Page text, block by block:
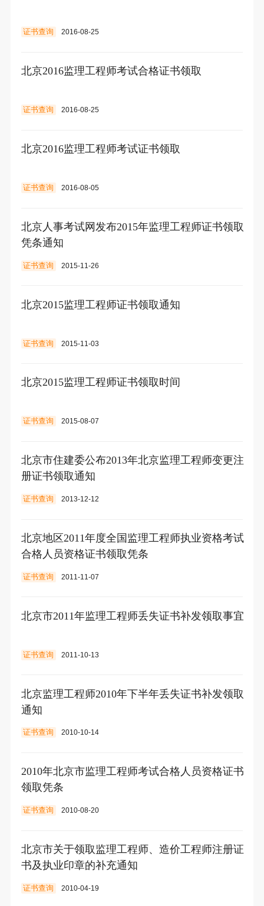
证书查询 2016-08-25
北京2016监理工程师考试合格证书领取
证书查询 2016-08-25
北京2016监理工程师考试证书领取
证书查询 2016-08-05
北京人事考试网发布2015年监理工程师证书领取
凭条通知
证书查询 2015-11-26
北京2015监理工程师证书领取通知
证书查询 2015-11-03
北京2015监理工程师证书领取时间
证书查询 2015-08-07
北京市住建委公布2013年北京监理工程师变更注
册证书领取通知
证书查询 2013-12-12
北京地区2011年度全国监理工程师执业资格考试
合格人员资格证书领取凭条
证书查询 2011-11-07
北京市2011年监理工程师丢失证书补发领取事宜
证书查询 2011-10-13
北京监理工程师2010年下半年丢失证书补发领取
通知
证书查询 2010-10-14
2010年北京市监理工程师考试合格人员资格证书
领取凭条
证书查询 2010-08-20
北京市关于领取监理工程师、造价工程师注册证
书及执业印章的补充通知
证书查询 2010-04-19